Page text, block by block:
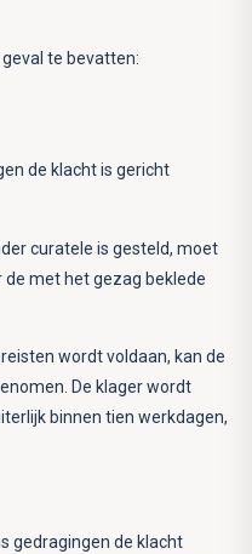
te bevatten:
de klacht is gericht
curatele is gesteld, moet
met het gezag beklede
wordt voldaan, kan de
De klager wordt
binnen tien werkdagen,
gedragingen de klacht